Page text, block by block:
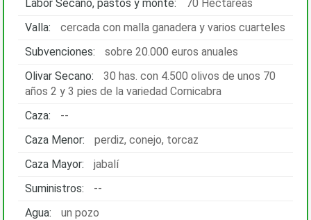
Labor Secano, pastos y monte:
70 Hectáreas
Valla:
cercada con malla ganadera y varios cuarteles
Subvenciones:
sobre 20.000 euros anuales
Olivar Secano:
30 has. con 4.500 olivos de unos 70
años 2 y 3 pies de la variedad Cornicabra
Caza:
--
Caza Menor:
perdiz, conejo, torcaz
Caza Mayor:
jabalí
Suministros:
--
Agua:
un pozo